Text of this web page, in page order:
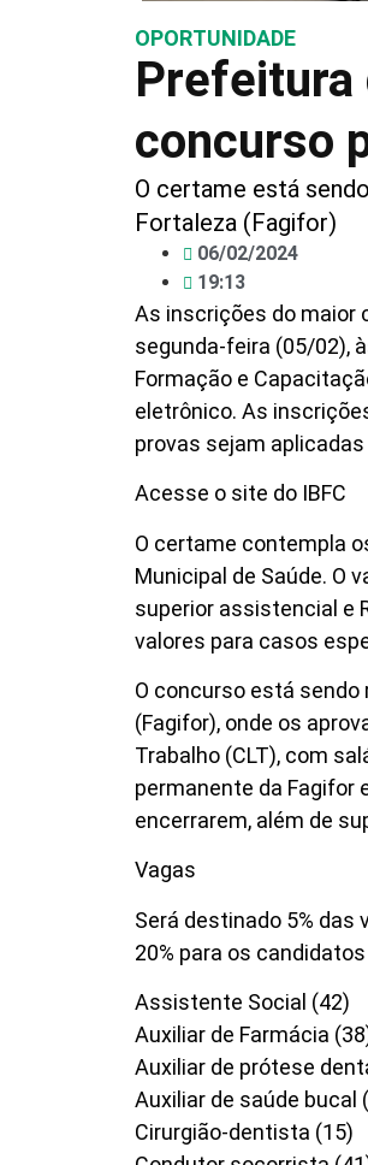
OPORTUNIDADE
Prefeitura
concurso
O certame está
Fortaleza (Fagifor)
06/02/2024
19:13
As inscrições do maior
segunda-feira (05/02),
Formação e
eletrônico. As
provas sejam
Acesse o site do IBFC
O certame contempla
Municipal de Saúde. O
superior assistencial e
valores para casos
O concurso está sendo
(Fagifor), onde os
Trabalho (CLT), com
permanente da Fagifor
encerrarem, além de
Vagas
Será destinado 5%
20% para os
Assistente Social (42)
Auxiliar de Farmácia
Auxiliar de prótese
Auxiliar de saúde bucal
Cirurgião-dentista (15)